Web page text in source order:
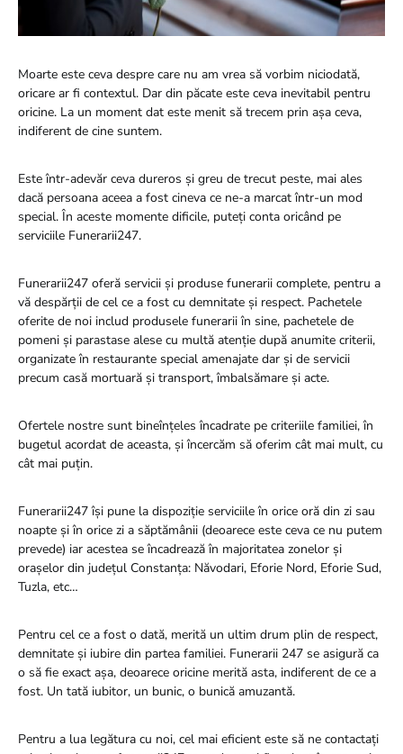
Moarte este ceva despre care nu am vrea să vorbim niciodată,
oricare ar fi contextul. Dar din păcate este ceva inevitabil pentru
oricine. La un moment dat este menit să trecem prin așa ceva,
indiferent de cine suntem.
Este într-adevăr ceva dureros și greu de trecut peste, mai ales
dacă persoana aceea a fost cineva ce ne-a marcat într-un mod
special. În aceste momente dificile, puteți conta oricând pe
serviciile Funerarii247.
Funerarii247 oferă servicii și produse funerarii complete, pentru a
vă despărții de cel ce a fost cu demnitate și respect. Pachetele
oferite de noi includ produsele funerarii în sine, pachetele de
pomeni și parastase alese cu multă atenție după anumite criterii,
organizate în restaurante special amenajate dar și de servicii
precum casă mortuară și transport, îmbalsămare și acte.
Ofertele nostre sunt bineînțeles încadrate pe criteriile familiei, în
bugetul acordat de aceasta, și încercăm să oferim cât mai mult, cu
cât mai puțin.
Funerarii247 își pune la dispoziție serviciile în orice oră din zi sau
noapte și în orice zi a săptămânii (deoarece este ceva ce nu putem
prevede) iar acestea se încadrează în majoritatea zonelor și
orașelor din județul Constanța: Năvodari, Eforie Nord, Eforie Sud,
Tuzla, etc…
Pentru cel ce a fost o dată, merită un ultim drum plin de respect,
demnitate și iubire din partea familiei. Funerarii 247 se asigură ca
o să fie exact așa, deoarece oricine merită asta, indiferent de ce a
fost. Un tată iubitor, un bunic, o bunică amuzantă.
Pentru a lua legătura cu noi, cel mai eficient este să ne contactați